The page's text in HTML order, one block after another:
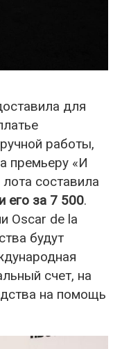
для
работы,
премьеру «И
составила
его за 7 500.
Oscar de la
будут
счет, на
на помощь